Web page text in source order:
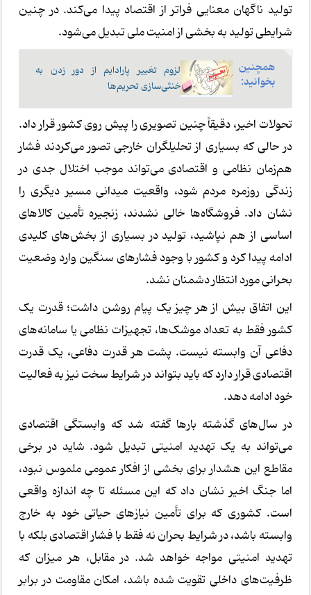
تولید ناگهان معنایی فراتر از اقتصاد پیدا می‌کند. در چنین
شرایطی تولید به بخشی از امنیت ملی تبدیل می‌شود.
همچنین
بخوانید:
لزوم تغییر پارادایم از دور زدن به
خنثی‌سازی تحریم‌ها
تحولات اخیر، دقیقاً چنین تصویری را پیش روی کشور قرار داد.
در حالی که بسیاری از تحلیلگران خارجی تصور می‌کردند فشار
هم‌زمان نظامی و اقتصادی می‌تواند موجب اختلال جدی در
زندگی روزمره مردم شود، واقعیت میدانی مسیر دیگری را
نشان داد. فروشگاه‌ها خالی نشدند، زنجیره تأمین کالاهای
اساسی از هم نپاشید، تولید در بسیاری از بخش‌های کلیدی
ادامه پیدا کرد و کشور با وجود فشارهای سنگین وارد وضعیت
بحرانی مورد انتظار دشمنان نشد.
این اتفاق بیش از هر چیز یک پیام روشن داشت؛ قدرت یک
کشور فقط به تعداد موشک‌ها، تجهیزات نظامی یا سامانه‌های
دفاعی آن وابسته نیست. پشت هر قدرت دفاعی، یک قدرت
اقتصادی قرار دارد که باید بتواند در شرایط سخت نیز به فعالیت
خود ادامه دهد.
در سال‌های گذشته بارها گفته شد که وابستگی اقتصادی
می‌تواند به یک تهدید امنیتی تبدیل شود. شاید در برخی
مقاطع این هشدار برای بخشی از افکار عمومی ملموس نبود،
اما جنگ اخیر نشان داد که این مسئله تا چه اندازه واقعی
است. کشوری که برای تأمین نیازهای حیاتی خود به خارج
وابسته باشد، در شرایط بحران نه فقط با فشار اقتصادی بلکه با
تهدید امنیتی مواجه خواهد شد. در مقابل، هر میزان که
ظرفیت‌های داخلی تقویت شده باشد، امکان مقاومت در برابر